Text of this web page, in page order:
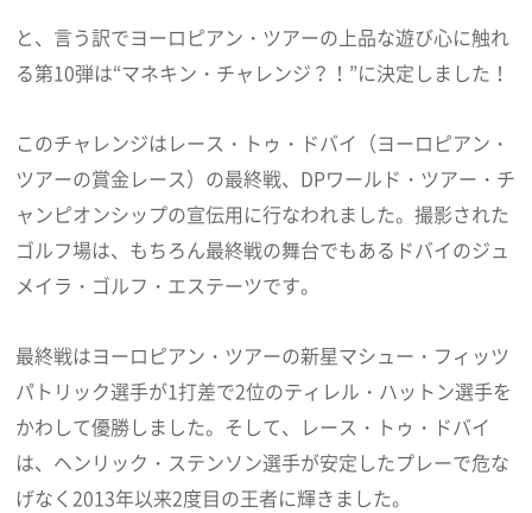
と、言う訳でヨーロピアン・ツアーの上品な遊び心に触れ
る第10弾は“マネキン・チャレンジ？！”に決定しました！
このチャレンジはレース・トゥ・ドバイ（ヨーロピアン・
ツアーの賞金レース）の最終戦、DPワールド・ツアー・チ
ャンピオンシップの宣伝用に行なわれました。撮影された
ゴルフ場は、もちろん最終戦の舞台でもあるドバイのジュ
メイラ・ゴルフ・エステーツです。
最終戦はヨーロピアン・ツアーの新星マシュー・フィッツ
パトリック選手が1打差で2位のティレル・ハットン選手を
かわして優勝しました。そして、レース・トゥ・ドバイ
は、ヘンリック・ステンソン選手が安定したプレーで危な
げなく2013年以来2度目の王者に輝きました。